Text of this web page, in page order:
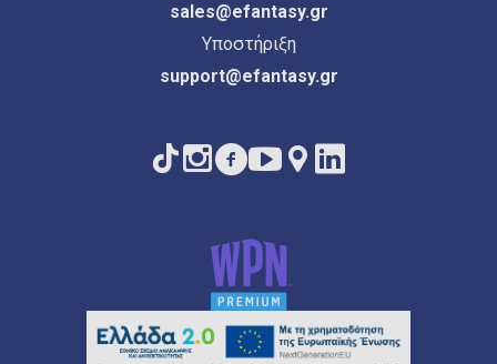
sales@efantasy.gr
Υποστήριξη
support@efantasy.gr